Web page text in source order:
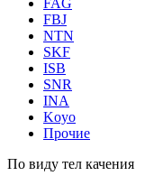
FAG
FBJ
NTN
SKF
ISB
SNR
INA
Koyo
Прочие
По виду тел качения